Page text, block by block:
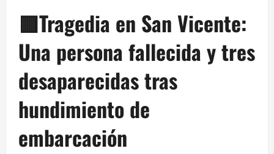
🟥Tragedia en San Vicente:
Una persona fallecida y tres
desaparecidas tras
hundimiento de
embarcación